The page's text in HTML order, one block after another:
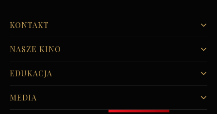
KONTAKT
NASZE KINO
EDUKACJA
MEDIA